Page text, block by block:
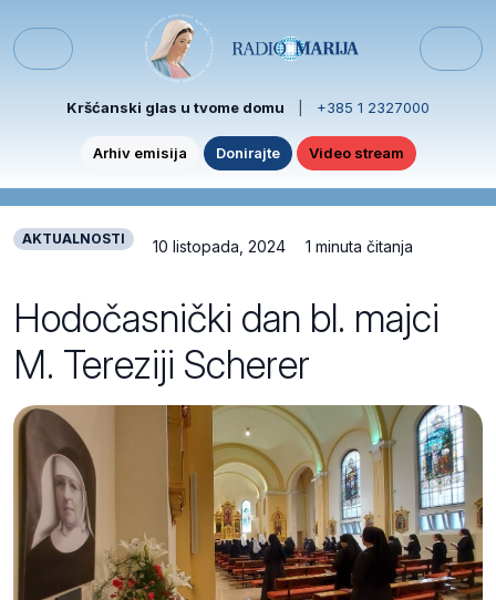
Menu
Kršćanski glas u tvome domu +385 1 2327000
Arhiv emisija Donirajte Video stream
AKTUALNOSTI 10 listopada, 2024 1 minuta čitanja
Hodočasnički dan bl. majci
M. Tereziji Scherer